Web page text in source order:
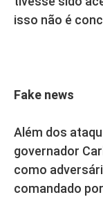
isso não é
Fake news
Além dos
governador
como
comandado